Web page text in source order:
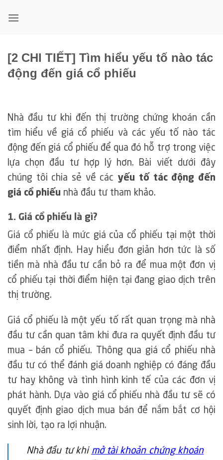
qua
[2 CHI TIẾT] Tìm hiểu yếu tố nào tác
động đến giá cổ phiếu
Nhà đầu tư khi đến thị trường chứng khoán cần
tìm hiểu về giá cổ phiếu và các yếu tố nào tác
động đến giá cổ phiếu để qua đó hỗ trợ trong việc
lựa chọn đầu tư hợp lý hơn. Bài viết dưới đây
chúng tôi chia sẻ về các yếu tố tác động đến
giá cổ phiếu nhà đầu tư tham khảo.
1. Giá cổ phiếu là gì?
Giá cổ phiếu là mức giá của cổ phiếu tại một thời
điểm nhất định. Hay hiểu đơn giản hơn tức là số
tiền mà nhà đầu tư cần bỏ ra để mua một đơn vị
cổ phiếu tại thời điểm hiện tại đang giao dịch trên
thị trường.
Giá cổ phiếu là một yếu tố rất quan trọng mà nhà
đầu tư cần quan tâm khi đưa ra quyết định đầu tư
mua – bán cổ phiếu. Thông qua giá cổ phiếu nhà
đầu tư có thể đánh giá doanh nghiệp có đáng đầu
tư hay không và tình hình kinh tế của các đơn vị
phát hành. Dựa vào giá cổ phiếu nhà đầu tư sẽ có
quyết định giao dịch mua bán để nắm bắt cơ hội
sinh lời, tạo ra lợi nhuận.
Nhà đầu tư khi mở tài khoản chứng khoán